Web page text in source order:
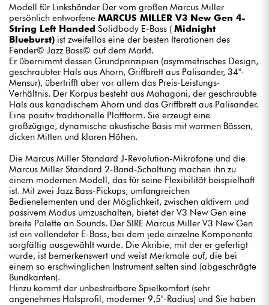
Modell für Linkshänder Der vom großen Marcus Miller
persönlich entworfene MARCUS MILLER V3 New Gen 4-
String Left Handed Solidbody E-Bass ( Midnight
Blueburst) ist zweifellos eine der besten Iterationen des
Fender© Jazz Bass© auf dem Markt.
Er übernimmt dessen Grundprinzipien (asymmetrisches Design,
geschraubter Hals aus Ahorn, Griffbrett aus Palisander, 34"-
Mensur), übertrifft aber vor allem das Preis-Leistungs-
Verhältnis. Der Korpus besteht aus Mahagoni, der geschraubte
Hals aus kanadischem Ahorn und das Griffbrett aus Palisander.
Eine positiv traditionelle Plattform. Sie erzeugt eine
großzügige, dynamische akustische Basis mit warmen Bässen,
dicken Mitten und klaren Höhen.
Die Marcus Miller Standard J-Revolution-Mikrofone und die
Marcus Miller Standard 2-Band-Schaltung machen ihn zu
einem modernen Modell, das für seine Flexibilität beispielhaft
ist. Mit zwei Jazz Bass-Pickups, umfangreichen
Bedienelementen und der Möglichkeit, zwischen aktivem und
passivem Modus umzuschalten, bietet der V3 New Gen eine
breite Palette an Sounds. Der SIRE Marcus Miller V3 New Gen
ist ein vollendeter E-Bass, bei dem jede einzelne Komponente
sorgfältig ausgewählt wurde. Die Akribie, mit der er gefertigt
wurde, ist bemerkenswert und weist Merkmale auf, die bei
einem so erschwinglichen Instrument selten sind (abgeschrägte
Bundkanten).
Hinzu kommt der unbestreitbare Spielkomfort (sehr
angenehmes Halsprofil, moderner 9,5"-Radius) und Sie haben